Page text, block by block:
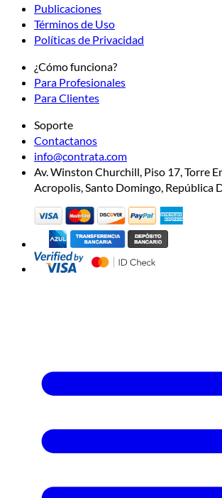
Publicaciones
Términos de Uso
Políticas de Privacidad
¿Cómo funciona?
Para Profesionales
Para Clientes
Soporte
Contactanos
info@contrata.com
Av. Winston Churchill, Piso 17, Torre
Acropolis, Santo Domingo, República